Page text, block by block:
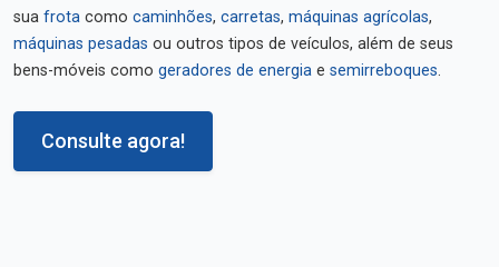
sua frota como caminhões, carretas, máquinas agrícolas,
máquinas pesadas ou outros tipos de veículos, além de seus
bens-móveis como geradores de energia e semirreboques.
Consulte agora!